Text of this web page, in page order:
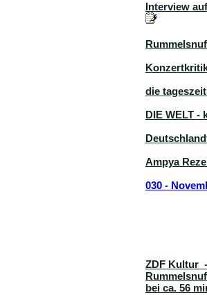
Interview
die
DIE WELT -
Ampya
030 -
ZDF Kultur
bei ca. 56